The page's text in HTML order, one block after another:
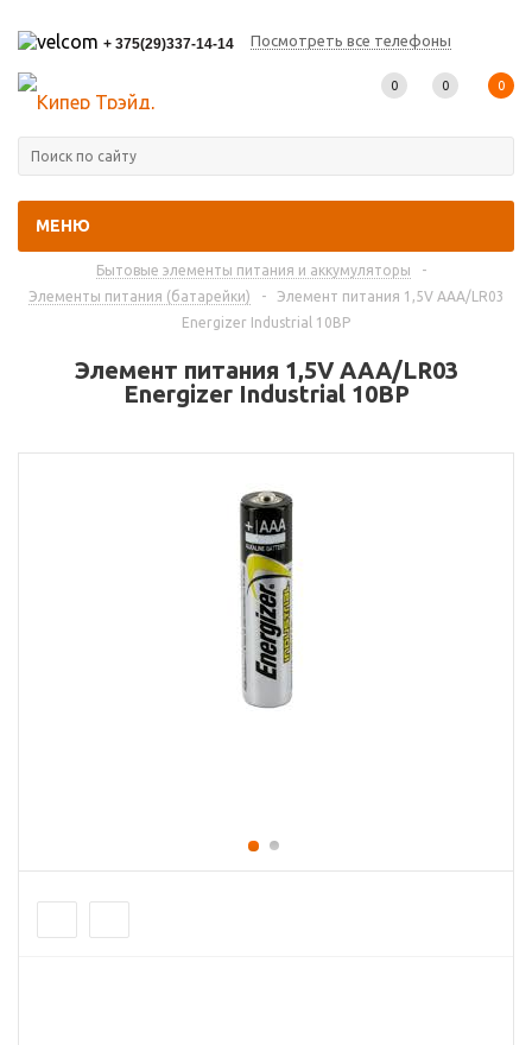
+ 375(29)337-14-14 Посмотреть все телефоны
МЕНЮ
0 0 0
Бытовые элементы питания и аккумуляторы
-
Элементы питания (батарейки)
-
Элемент питания 1,5V AAA/LR03
Energizer Industrial 10BP
Элемент питания 1,5V AAA/LR03
Energizer Industrial 10BP